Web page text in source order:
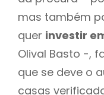
mas também
quer investir
Olival Basto -,
que se deve o
casas